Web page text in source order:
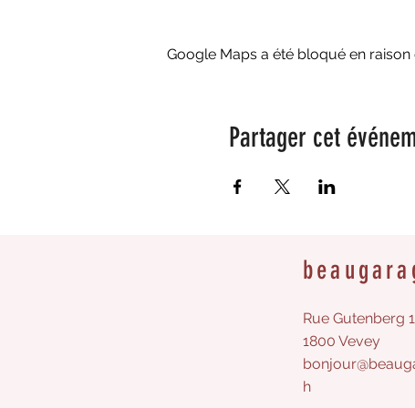
Google Maps a été bloqué en
Partager cet
Rue Gutenberg
1800 Vevey
h